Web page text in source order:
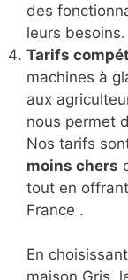
des
leurs besoins.
Tarifs
machines à
aux
nous permet
Nos tarifs
moins chers
tout en
France .
En
maison Gris,